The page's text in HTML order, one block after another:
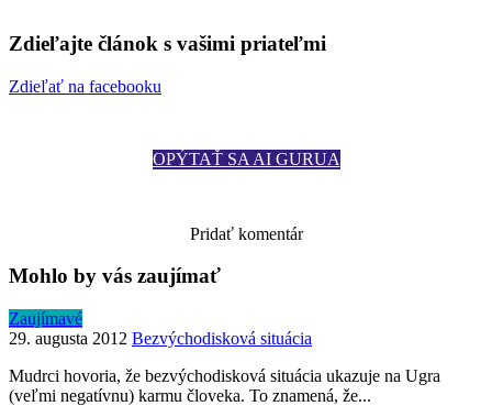
Zdieľajte článok s vašimi priateľmi
Zdieľať na facebooku
OPÝTAŤ SA AI GURUA
Pridať komentár
Mohlo by vás zaujímať
Zaujímavé
29. augusta 2012 Bezvýchodisková situácia
Mudrci hovoria, že bezvýchodisková situácia ukazuje na Ugra
(veľmi negatívnu) karmu človeka. To znamená, že...